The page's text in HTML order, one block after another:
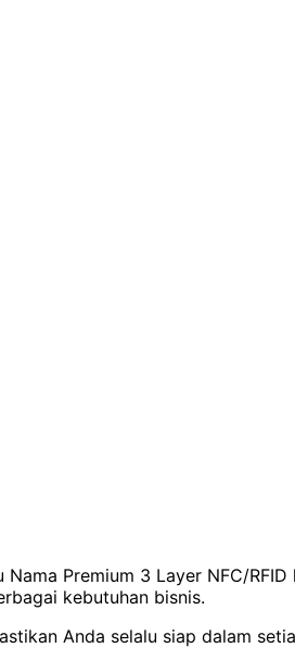
Premium 3 Layer NFC/
kebutuhan bisnis.
Anda selalu siap dalam